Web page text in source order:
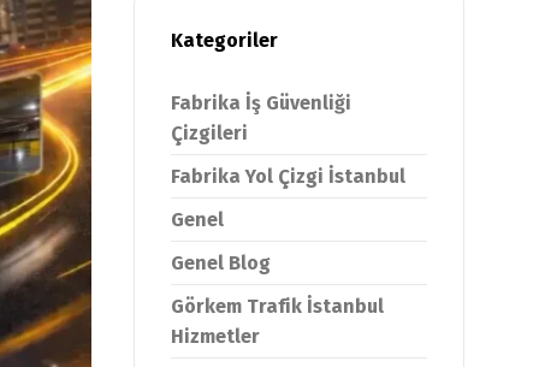
Kategoriler
Fabrika İş Güvenliği
Çizgileri
Fabrika Yol Çizgi İstanbul
Genel
Genel Blog
Görkem Trafik İstanbul
Hizmetler